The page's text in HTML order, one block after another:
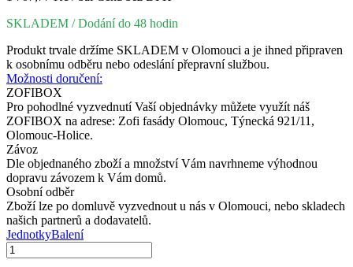
SKLADEM / Dodání do 48 hodin
Produkt trvale držíme SKLADEM v Olomouci a je ihned připraven
k osobnímu odběru nebo odeslání přepravní službou.
Možnosti doručení:
ZOFIBOX
Pro pohodlné vyzvednutí Vaší objednávky můžete využít náš
ZOFIBOX na adrese: Zofi fasády Olomouc, Týnecká 921/11,
Olomouc-Holice.
Závoz
Dle objednaného zboží a množství Vám navrhneme výhodnou
dopravu závozem k Vám domů.
Osobní odběr
Zboží lze po domluvě vyzvednout u nás v Olomouci, nebo skladech
našich partnerů a dodavatelů.
JednotkyBalení